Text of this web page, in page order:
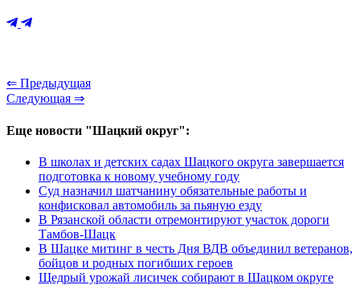
⇐ Предыдущая
Следующая ⇒
Еще новости "Шацкий округ":
В школах и детских садах Шацкого округа завершается
подготовка к новому учебному году
Суд назначил шатчанину обязательные работы и
конфисковал автомобиль за пьяную езду
В Рязанской области отремонтируют участок дороги
Тамбов-Шацк
В Шацке митинг в честь Дня ВДВ объединил ветеранов,
бойцов и родных погибших героев
Щедрый урожай лисичек собирают в Шацком округе